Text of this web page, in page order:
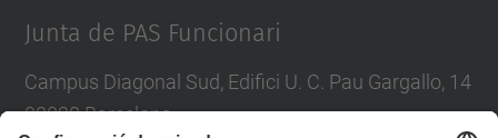
Junta de PAS Funcionari
Campus Diagonal Sud, Edifici U. C. Pau Gargallo, 14
08028 Barcelona